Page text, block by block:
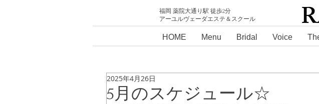
福岡 薬院大通り駅 徒歩2分
アーユルヴェーダエステ＆スクール
HOME Menu Bridal Voice
5月のスケジュール☆
2025年4月26日